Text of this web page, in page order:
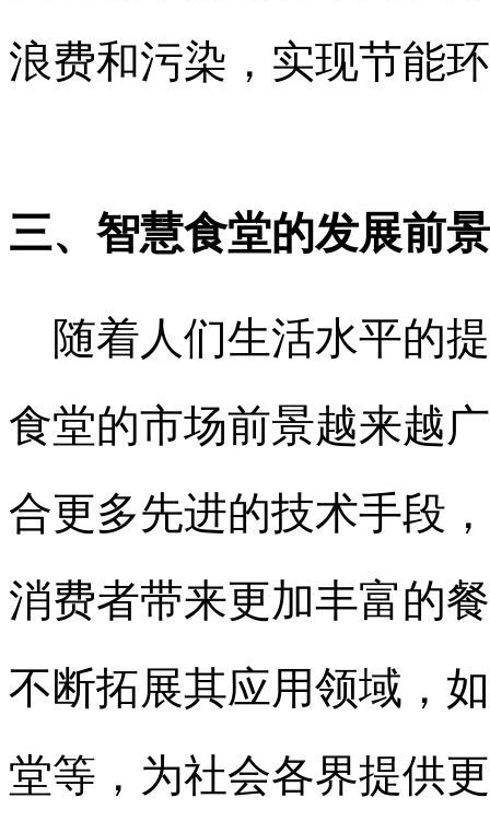
浪费和污染，实现节能
三、智慧食堂的发展前景
随着人们生活水平的
食堂的市场前景越来越
合更多先进的技术手段
消费者带来更加丰富的
不断拓展其应用领域，
堂等，为社会各界提供